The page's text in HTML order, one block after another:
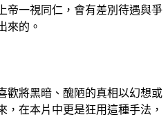
帝一視同仁，會有差別待遇與爭
來的。
歡將黑暗、醜陋的真相以幻想或
，在本片中更是狂用這種手法，